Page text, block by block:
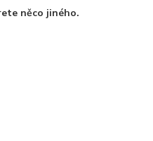
něco jiného.